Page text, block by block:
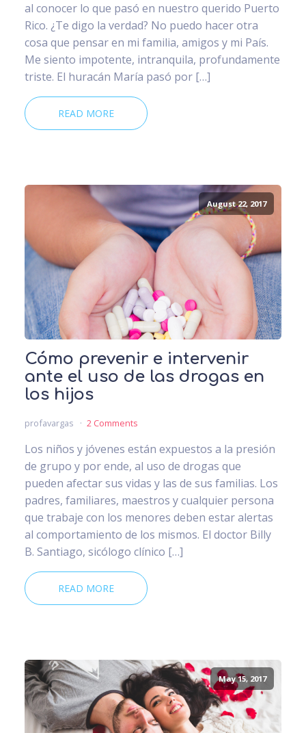
al conocer lo que pasó en nuestro querido Puerto
Rico. ¿Te digo la verdad? No puedo hacer otra
cosa que pensar en mi familia, amigos y mi País.
Me siento impotente, intranquila, profundamente
triste. El huracán María pasó por […]
READ MORE
August 22, 2017
Cómo prevenir e intervenir
ante el uso de las drogas en
los hijos
profavargas 2 Comments
Los niños y jóvenes están expuestos a la presión
de grupo y por ende, al uso de drogas que
pueden afectar sus vidas y las de sus familias. Los
padres, familiares, maestros y cualquier persona
que trabaje con los menores deben estar alertas
al comportamiento de los mismos. El doctor Billy
B. Santiago, sicólogo clínico […]
READ MORE
May 15, 2017